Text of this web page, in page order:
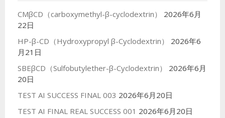
CMβCD（carboxymethyl-β-cyclodextrin）
2026年6月
22日
HP-β-CD（Hydroxypropyl β-Cyclodextrin）
2026年6
月21日
SBEβCD（Sulfobutylether-β-Cyclodextrin）
2026年6月
20日
TEST AI SUCCESS FINAL 003 2026年6月20日
TEST AI FINAL REAL SUCCESS 001 2026年6月20日